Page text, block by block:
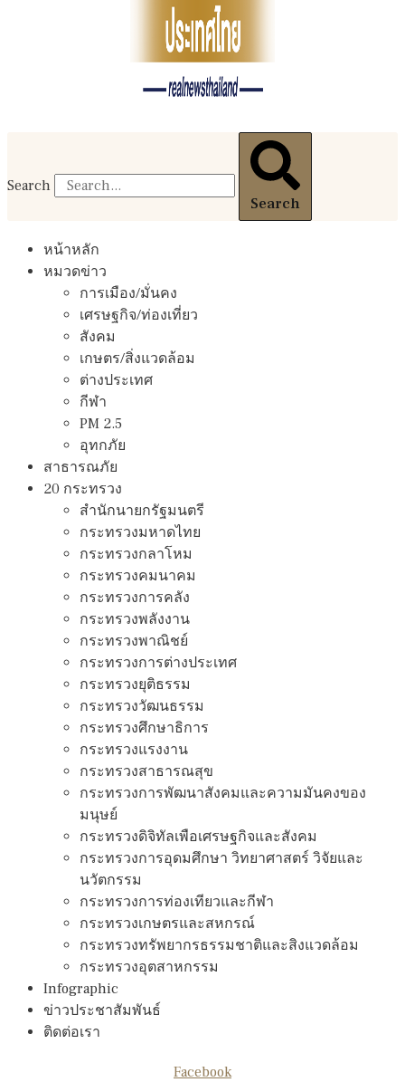
Search
Search
หน้าหลัก
หมวดข่าว
การเมือง/มั่นคง
เศรษฐกิจ/ท่องเที่ยว
สังคม
เกษตร/สิ่งแวดล้อม
ต่างประเทศ
กีฬา
PM 2.5
อุทกภัย
สาธารณภัย
20 กระทรวง
สํานักนายกรัฐมนตรี
กระทรวงมหาดไทย
กระทรวงกลาโหม
กระทรวงคมนาคม
กระทรวงการคลัง
กระทรวงพลังงาน
กระทรวงพาณิชย์
กระทรวงการต่างประเทศ
กระทรวงยุติธรรม
กระทรวงวัฒนธรรม
กระทรวงศึกษาธิการ
กระทรวงแรงงาน
กระทรวงสาธารณสุข
กระทรวงการพัฒนาสังคมและความมันคงของ
มนุษย์
กระทรวงดิจิทัลเพือเศรษฐกิจและสังคม
กระทรวงการอุดมศึกษา วิทยาศาสตร์ วิจัยและ
นวัตกรรม
กระทรวงการท่องเทียวและกีฬา
กระทรวงเกษตรและสหกรณ์
กระทรวงทรัพยากรธรรมชาติและสิงแวดล้อม
กระทรวงอุตสาหกรรม
Infographic
ข่าวประชาสัมพันธ์
ติดต่อเรา
Facebook